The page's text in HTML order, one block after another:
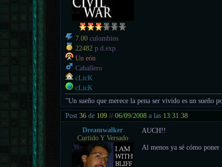
7.00 culombios
22482 p.d.exp.
Un eón
Caballero
cLicK
cLicK
"Un sueño que merece la pena ser vivido es un sueño
Post36 de 109 //06/09/2008 a las 13:31:38
Dreamwalker
Curtido Y Versado
AUCH!!
Al menos ya sé cómo